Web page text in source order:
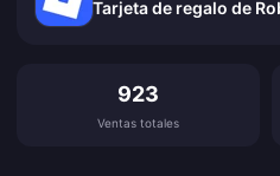
Tarjeta de regalo de
923
Ventas totales